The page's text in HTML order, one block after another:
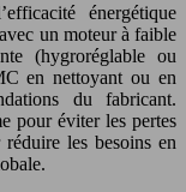
énergétique
un moteur à faible
(hygroréglable ou
en nettoyant ou en
du fabricant.
pour éviter les pertes
les besoins en